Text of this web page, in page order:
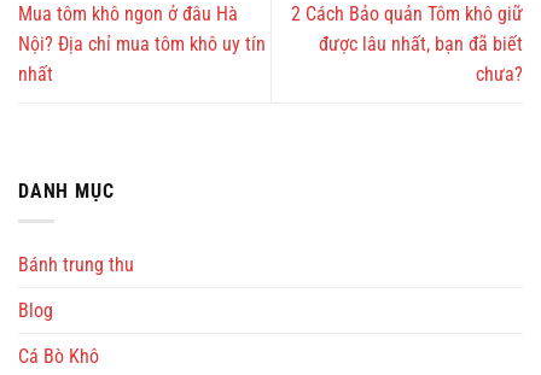
Mua tôm khô ngon ở đâu Hà
Nội? Địa chỉ mua tôm khô uy tín
nhất
2 Cách Bảo quản Tôm khô giữ
được lâu nhất, bạn đã biết
chưa?
DANH MỤC
Bánh trung thu
Blog
Cá Bò Khô